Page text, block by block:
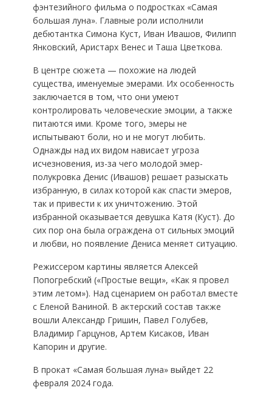
фэнтезийного фильма о подростках «Самая
большая луна». Главные роли исполнили
дебютантка Симона Куст, Иван Ивашов, Филипп
Янковский, Аристарх Венес и Таша Цветкова.
В центре сюжета — похожие на людей
существа, именуемые эмерами. Их особенность
заключается в том, что они умеют
контролировать человеческие эмоции, а также
питаются ими. Кроме того, эмеры не
испытывают боли, но и не могут любить.
Однажды над их видом нависает угроза
исчезновения, из-за чего молодой эмер-
полукровка Денис (Ивашов) решает разыскать
избранную, в силах которой как спасти эмеров,
так и привести к их уничтожению. Этой
избранной оказывается девушка Катя (Куст). До
сих пор она была ограждена от сильных эмоций
и любви, но появление Дениса меняет ситуацию.
Режиссером картины является Алексей
Попогребский («Простые вещи», «Как я провел
этим летом»). Над сценарием он работал вместе
с Еленой Ваниной. В актерский состав также
вошли Александр Гришин, Павел Голубев,
Владимир Гарцунов, Артем Кисаков, Иван
Капорин и другие.
В прокат «Самая большая луна» выйдет 22
февраля 2024 года.